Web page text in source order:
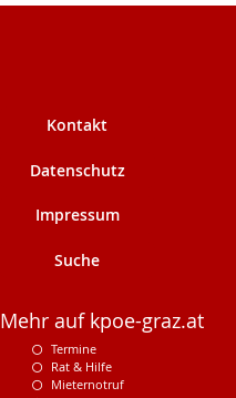
Kontakt
Datenschutz
Impressum
Suche
Mehr auf kpoe-graz.at
Termine
Rat & Hilfe
Mieternotruf